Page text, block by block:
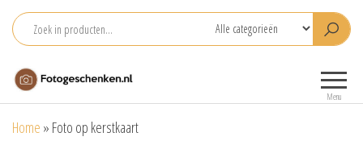
naar
inhoud
voor je foto
Menu
Home » Foto op kerstkaart